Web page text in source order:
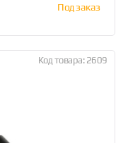
Под заказ
Код товара: 2609